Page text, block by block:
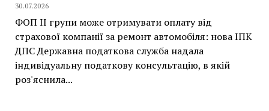
30.07.2026
ФОП II групи може отримувати оплату від
страхової компанії за ремонт автомобіля: нова ІПК
ДПС Державна податкова служба надала
індивідуальну податкову консультацію, в якій
роз'яснила...